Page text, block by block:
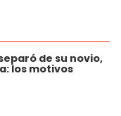
de su novio,
los motivos